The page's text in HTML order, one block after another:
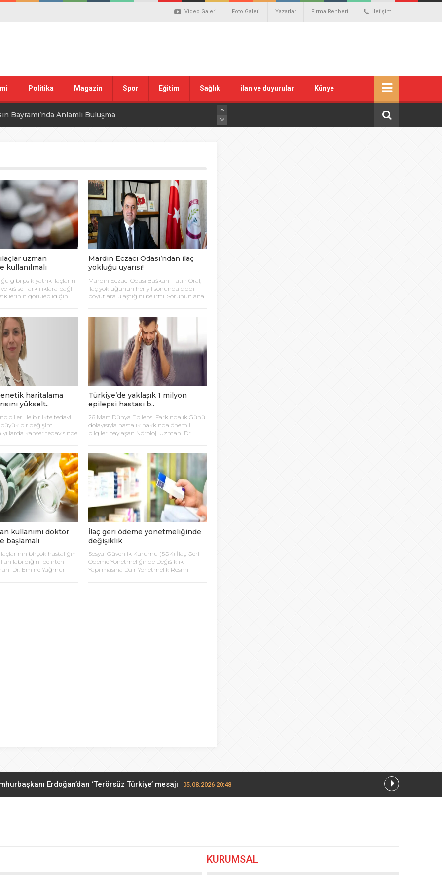
Video Galeri Foto Galeri Yazarlar Firma Rehberi İletişim
Politika Magazin Spor Eğitim Sağlık ilan ve duyurular Künye
Bayramı’nda Anlamlı Buluşma
Marşı’nın Kabulünün 105. Yılı Mesajı
ilgili düzenleme görüşülüyor
Tartışması: Belediye Başkanı Özlü’ye Yönelik Sözlere
haber” açıklaması
Valisine tepki gösterdi
paniği
uzman
kullanılmalı
gibi psikiyatrik ilaçların
kişisel farklılıklara bağlı
görülebildiğini
edilmesi gerektiğini
Mardin Eczacı Odası’ndan ilaç
yokluğu uyarısı!
Mardin Eczacı Odası Başkanı Fatih Oral,
ilaç yokluğunun her yıl sonunda ciddi
boyutlara ulaştığını belirtti. Sorunun ana
çözüm çağrısı yaptı. Ortak çalışmalar ve
yerli üretim teşviki önerildi.
haritalama
yükselt..
ile birlikte tedavi
bir değişim
yıllarda kanser tedavisinde
için umut verici bir
Türkiye’de yaklaşık 1 milyon
epilepsi hastası b..
26 Mart Dünya Epilepsi Farkındalık Günü
dolayısıyla hastalık hakkında önemli
bilgiler paylaşan Nöroloji Uzmanı Dr.
tahmin edildiğini; Türkiye’de ise bu
rakamın yaklaşık 1 milyon olduğunu ve
her yıl 750 bin civarında kişiye epilepsi
tanısı konulduğunu belirtti.
kullanımı doktor
başlamalı
birçok hastalığın
belirten
Dr. Emine Yağmur
İlaç geri ödeme yönetmeliğinde
değişiklik
Sosyal Güvenlik Kurumu (SGK) İlaç Geri
Ödeme Yönetmeliğinde Değişiklik
Yapılmasına Dair Yönetmelik Resmi
Erdoğan’dan ‘Terörsüz Türkiye’ mesajı 05.08.2026 20:48
Hikmet göndermeli paylaşım: Vatan hainliğine devam ediyor hâlâ 05.08.2026 20:12
KURUMSAL